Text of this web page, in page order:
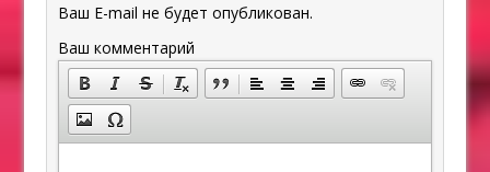
Ваш E-mail не будет опубликован.
Ваш комментарий